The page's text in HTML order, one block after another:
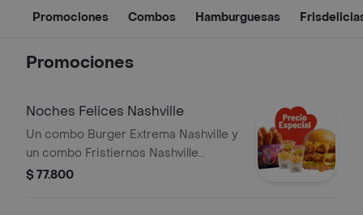
Promociones Combos Hamburguesas
Promociones
Noches Felices Nashville
Un combo Burger Extrema Nashville y
un combo Fristiernos Nashville
(imagen de producto corresponde a
$ 77.800